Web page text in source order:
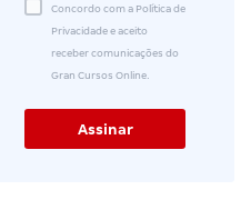
Concordo com a Política de
Privacidade e aceito
receber comunicações do
Gran Cursos Online.